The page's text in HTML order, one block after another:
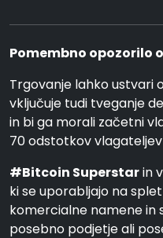
Pomembno opozorilo
Trgovanje lahko ustvari
vključuje tudi tveganje
in bi ga morali začetni
70 odstotkov
#Bitcoin Superstarin
ki se uporabljajo na
komercialne namene in
posebno podjetje ali